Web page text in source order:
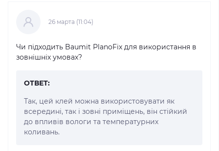
26 марта (11:04)
Чи підходить Baumit PlanoFix для використання в
зовнішніх умовах?
ОТВЕТ:
Так, цей клей можна використовувати як
всередині, так і зовні приміщень, він стійкий
до впливів вологи та температурних
коливань.